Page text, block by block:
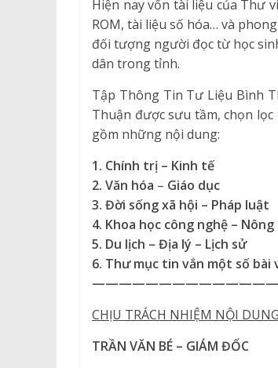
Hiện nay vốn tài liệu của Thư
ROM, tài liệu số hóa… và
đối tượng người đọc từ học
dân trong tỉnh.
Tập Thông Tin Tư Liệu Bình
Thuận được sưu tầm, chọn
gồm những nội dung:
1. Chính trị – Kinh tế
2. Văn hóa – Giáo dục
3. Đời sống xã hội – Pháp luật
4. Khoa học công nghệ – Nông
5. Du lịch – Địa lý – Lịch sử
6. Thư mục tin vắn một số bài
CHỊU TRÁCH NHIỆM NỘI DUNG
TRẦN VĂN BÉ – GIÁM ĐỐC